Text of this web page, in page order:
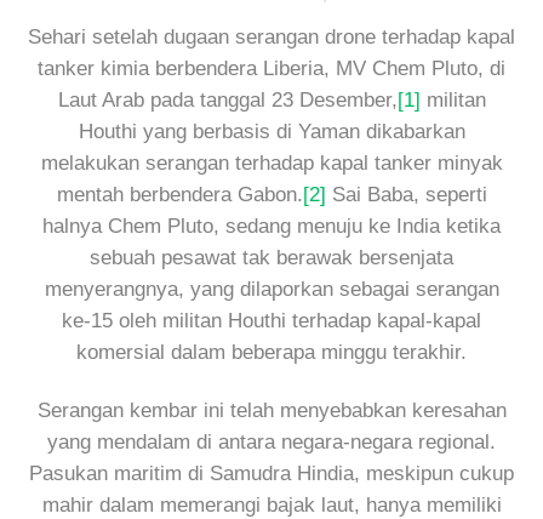
Sehari setelah dugaan serangan drone terhadap kapal
tanker kimia berbendera Liberia, MV Chem Pluto, di
Laut Arab pada tanggal 23 Desember,[1] militan
Houthi yang berbasis di Yaman dikabarkan
melakukan serangan terhadap kapal tanker minyak
mentah berbendera Gabon.[2] Sai Baba, seperti
halnya Chem Pluto, sedang menuju ke India ketika
sebuah pesawat tak berawak bersenjata
menyerangnya, yang dilaporkan sebagai serangan
ke-15 oleh militan Houthi terhadap kapal-kapal
komersial dalam beberapa minggu terakhir.
Serangan kembar ini telah menyebabkan keresahan
yang mendalam di antara negara-negara regional.
Pasukan maritim di Samudra Hindia, meskipun cukup
mahir dalam memerangi bajak laut, hanya memiliki